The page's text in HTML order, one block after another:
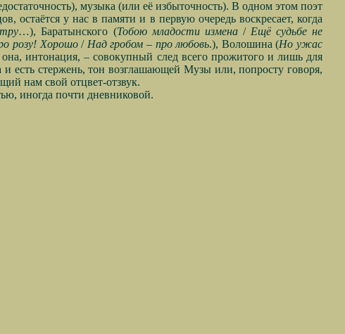
музыка (или её избыточность). В одном этом поэт
остаётся у нас в памяти и в первую очередь воскресает, когда
…), Баратынского (Тобою младости измена/ Ещё судьбе не
розу! Хорошо/ Над гробом – про любовь.), Волошина (Но ужас
интонация, – совокупный след всего прожитого и лишь для
есть стержень, тон возглашающей Музы или, попросту говоря,
нам свой отцвет-отзвук.
иногда почти дневниковой.